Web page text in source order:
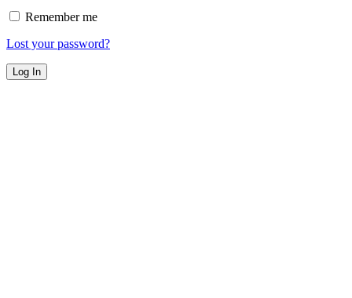
Remember me
Lost your password?